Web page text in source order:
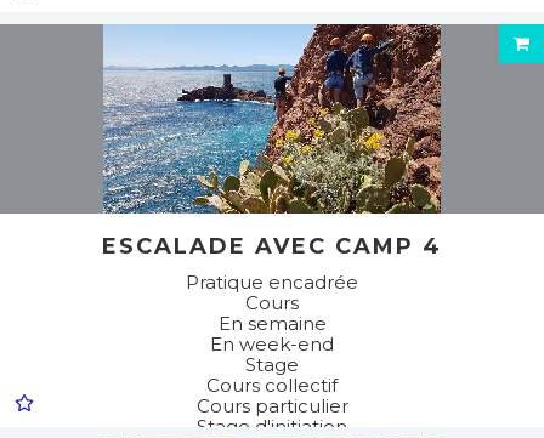
ESCALADE AVEC CAMP 4
Pratique encadrée
Cours
En semaine
En week-end
Stage
Cours collectif
Cours particulier
Stage d'initiation